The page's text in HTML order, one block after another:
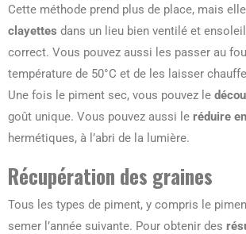
Cette méthode prend plus de place, mais
clayettes dans un lieu bien ventilé et
correct. Vous pouvez aussi les passer au
température de 50°C et de les laisser
Une fois le piment sec, vous pouvez le
goût unique. Vous pouvez aussi le réduire
hermétiques, à l’abri de la lumière.
Récupération des graines
Tous les types de piment, y compris le
semer l’année suivante. Pour obtenir des